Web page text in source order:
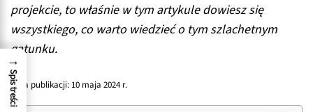
projekcie, to właśnie w tym artykule dowiesz się
wszystkiego, co warto wiedzieć o tym szlachetnym
gatunku.
Data publikacji: 10 maja 2024 r.
→
Spis treści